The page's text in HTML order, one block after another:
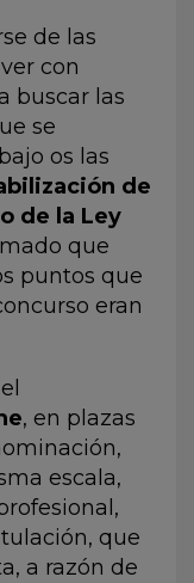
de las
con
buscar las
se
os las
de
de la Ley
que
puntos que
eran
, en plazas
escala,
que
a razón de